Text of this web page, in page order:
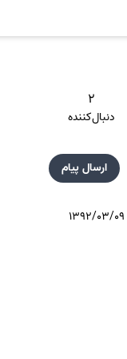
۲
دنبال‌کننده
ارسال پیام
۱۳۹۲/۰۳/۰۹